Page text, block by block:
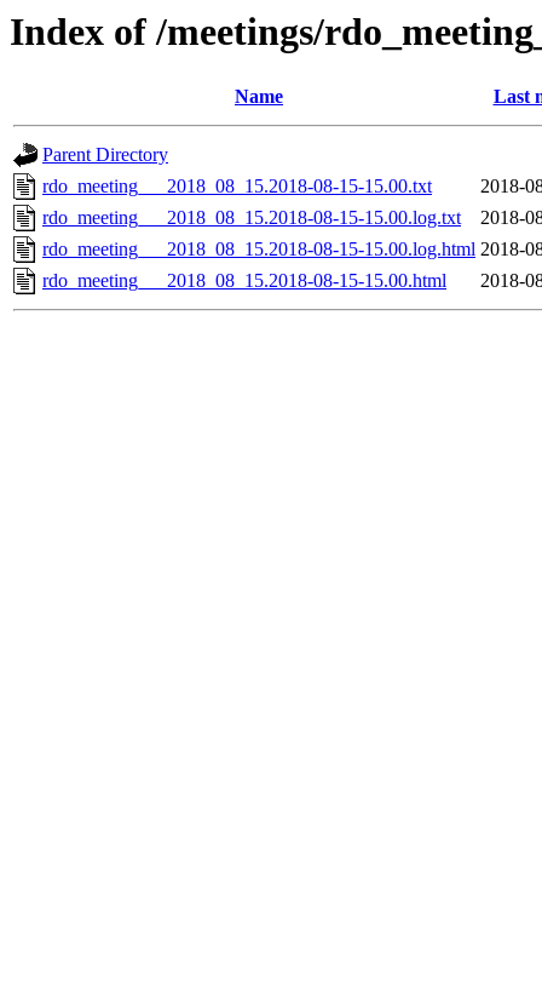
Index of /meetings/
Name Last
Parent Directory
rdo_meeting___2018_08_15.2018-08-15-15.00.txt
2018-
rdo_meeting___2018_08_15.2018-08-15-15.00.log.txt
2018-
rdo_meeting___2018_08_15.2018-08-15-15.00.log.html 2018-
rdo_meeting___2018_08_15.2018-08-15-15.00.html
2018-